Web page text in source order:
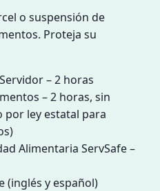
o suspensión de
Proteja su
– 2 horas
– 2 horas, sin
por ley estatal para
Alimentaria ServSafe –
(inglés y español)